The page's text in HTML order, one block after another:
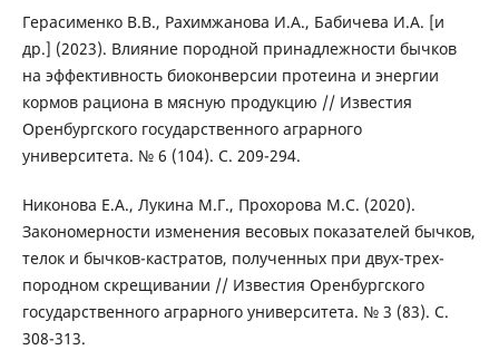
Герасименко В.В., Рахимжанова И.А., Бабичева И.А. [и
др.] (2023). Влияние породной принадлежности бычков
на эффективность биоконверсии протеина и энергии
кормов рациона в мясную продукцию // Известия
Оренбургского государственного аграрного
университета. № 6 (104). С. 209-294.
Никонова Е.А., Лукина М.Г., Прохорова М.С. (2020).
Закономерности изменения весовых показателей бычков,
телок и бычков-кастратов, полученных при двух-трех-
породном скрещивании // Известия Оренбургского
государственного аграрного университета. № 3 (83). С.
308-313.